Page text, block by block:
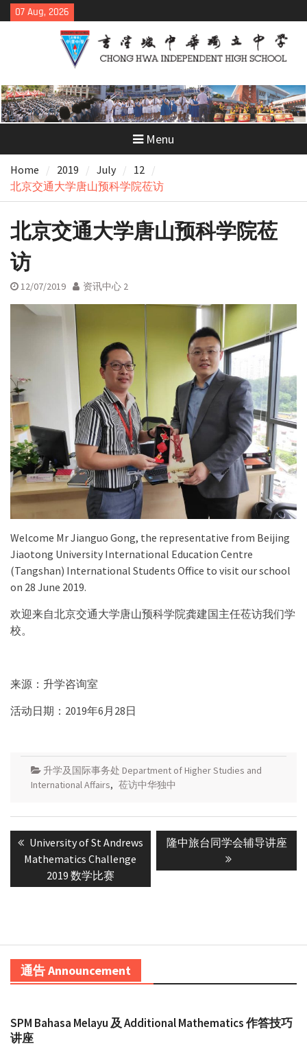
Skip
to
07 Aug, 2026
Menu
Home 2019 July
12
北京交通大学唐山预科学院莅访
北京交通大学唐山预科学院莅
访
12/07/2019 资讯中心 2
Welcome Mr Jianguo Gong, the representative from Beijing
Jiaotong University International Education Centre
(Tangshan) International Students Office to visit our school
on 28 June 2019.
欢迎来自北京交通大学唐山预科学院龚建国主任莅访我们学
校。
来源：升学咨询室
活动日期：2019年6月28日
升学及国际事务处 Department of Higher Studies and
International Affairs, 莅访中华独中
Post
navigation
Previous
post:
University of St Andrews
Mathematics Challenge
2019 数学比赛
Next
隆中旅台同学会辅导讲座
通告 Announcement
SPM Bahasa Melayu 及 Additional Mathematics 作答技巧
讲座